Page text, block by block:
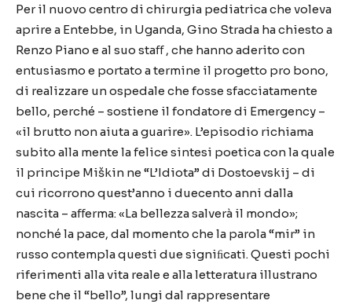
Per il nuovo centro di chirurgia pediatrica che voleva
aprire a Entebbe, in Uganda, Gino Strada ha chiesto a
Renzo Piano e al suo staﬀ , che hanno aderito con
entusiasmo e portato a termine il progetto pro bono,
di realizzare un ospedale che fosse sfacciatamente
bello, perché – sostiene il fondatore di Emergency –
«il brutto non aiuta a guarire». L’episodio richiama
subito alla mente la felice sintesi poetica con la quale
il principe Miškin ne “L’Idiota” di Dostoevskij – di
cui ricorrono quest’anno i duecento anni dalla
nascita – aﬀerma: «La bellezza salverà il mondo»;
nonché la pace, dal momento che la parola “mir” in
russo contempla questi due signiﬁcati. Questi pochi
riferimenti alla vita reale e alla letteratura illustrano
bene che il “bello”, lungi dal rappresentare